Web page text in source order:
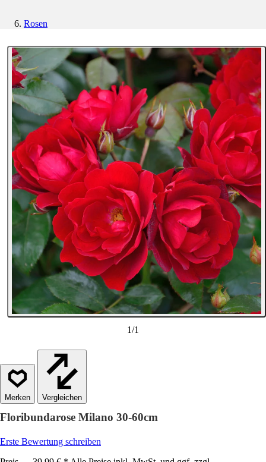
Rosen
1/1
Vergleichen
Floribundarose Milano 30-60cm
Erste Bewertung schreiben